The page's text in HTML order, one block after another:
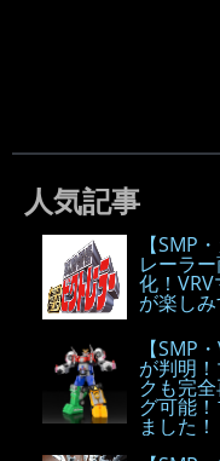
人気記事
【SMP
レーラ
化！
が楽し
【SMP
が判明
クも完
グ可能
ました！